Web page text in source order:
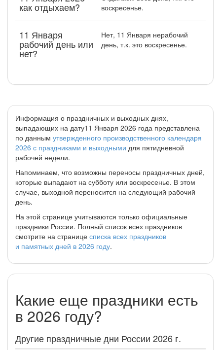
как отдыхаем?
воскресенье.
11 Января
рабочий день или
нет?
Нет, 11 Января нерабочий
день, т.к. это воскресенье.
Информация о праздничных и выходных днях,
выпадающих на дату11 Января 2026 года представлена
по данным утвержденного производственного календаря
2026 с праздниками и выходными для пятидневной
рабочей недели.
Напоминаем, что возможны переносы праздничных дней,
которые выпадают на субботу или воскресенье. В этом
случае, выходной переносится на следующий рабочий
день.
На этой странице учитываются только официальные
праздники России. Полный список всех праздников
смотрите на странице списка всех праздников
и памятных дней в 2026 году.
Какие еще праздники есть
в 2026 году?
Другие праздничные дни России 2026 г.